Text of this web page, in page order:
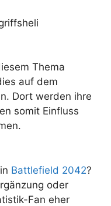
Thema
auf dem
Dort werden ihre
somit Einfluss
Battlefield 2042?
oder
Fan eher